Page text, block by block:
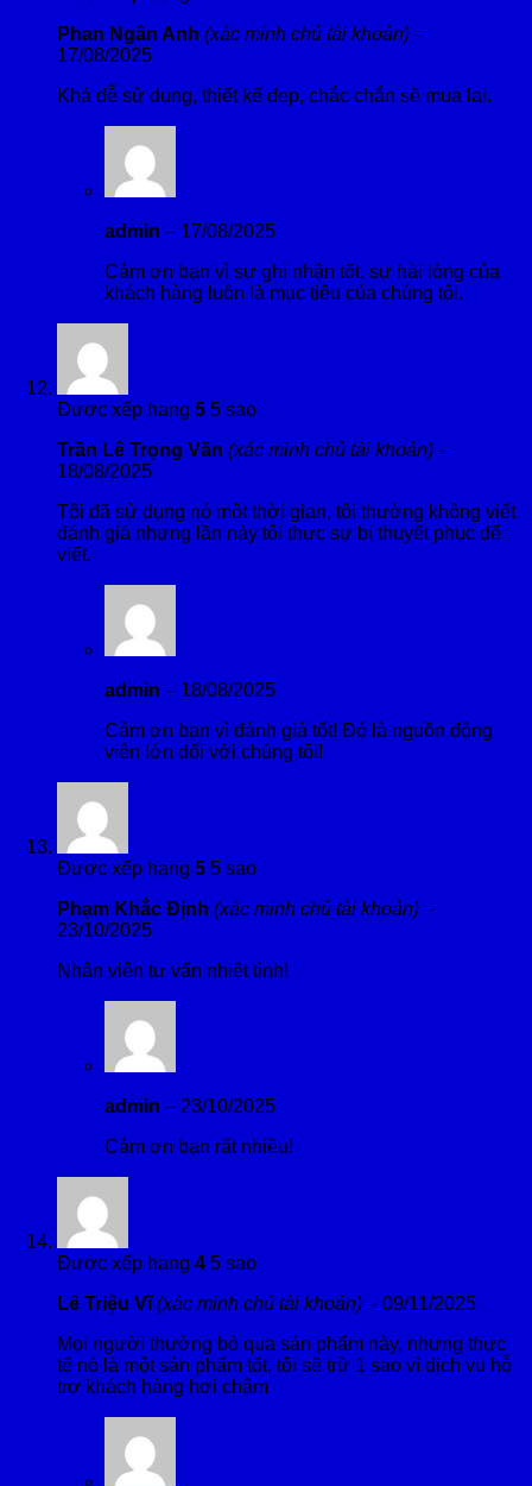
Phan Ngân Anh (xác minh chủ tài khoản) –
17/08/2025
Khá dễ sử dụng, thiết kế đẹp, chắc chắn sẽ mua lại.
admin – 17/08/2025
Cảm ơn bạn vì sự ghi nhận tốt, sự hài lòng của
khách hàng luôn là mục tiêu của chúng tôi.
Được xếp hạng 5 5 sao
Trần Lê Trọng Văn (xác minh chủ tài khoản) –
18/08/2025
Tôi đã sử dụng nó một thời gian, tôi thường không viết
đánh giá nhưng lần này tôi thực sự bị thuyết phục để
viết.
admin – 18/08/2025
Cảm ơn bạn vì đánh giá tốt! Đó là nguồn động
viên lớn đối với chúng tôi!
Được xếp hạng 5 5 sao
Phạm Khắc Định (xác minh chủ tài khoản) –
23/10/2025
Nhân viên tư vấn nhiệt tình!
admin – 23/10/2025
Cảm ơn bạn rất nhiều!
Được xếp hạng 4 5 sao
Lê Triệu Vĩ(xác minh chủ tài khoản) – 09/11/2025
Mọi người thường bỏ qua sản phẩm này, nhưng thực
tế nó là một sản phẩm tốt, tôi sẽ trừ 1 sao vì dịch vụ hỗ
trợ khách hàng hơi chậm